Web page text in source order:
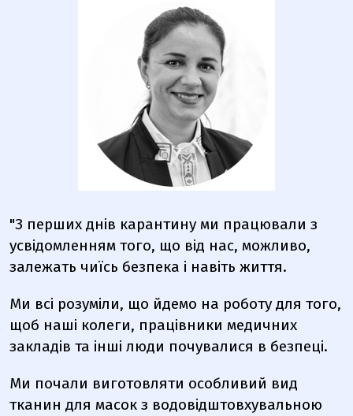
"З перших днів карантину ми працювали з
усвідомленням того, що від нас, можливо,
залежать чиїсь безпека і навіть життя.
Ми всі розуміли, що йдемо на роботу для того,
щоб наші колеги, працівники медичних
закладів та інші люди почувалися в безпеці.
Ми почали виготовляти особливий вид
тканин для масок з водовідштовхувальною